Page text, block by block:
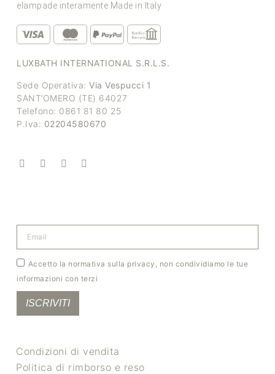
elampade interamente Made in Italy
LUXBATH INTERNATIONAL S.R.L.S.
Sede Operativa: Via Vespucci 1
SANT’OMERO (TE) 64027
Telefono: 0861 81 80 25
P.Iva: 02204580670
Accetto la normativa sulla privacy, non condividiamo le tue
informazioni con terzi
ISCRIVITI
Condizioni di vendita
Politica di rimborso e reso